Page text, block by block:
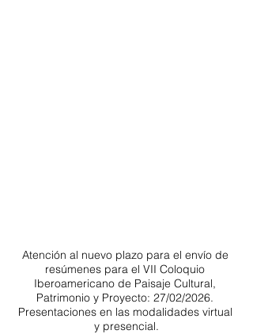
Atención al nuevo plazo para el envío de
resúmenes para el VII Coloquio
Iberoamericano de Paisaje Cultural,
Patrimonio y Proyecto: 27/02/2026.
Presentaciones en las modalidades virtual
y presencial.